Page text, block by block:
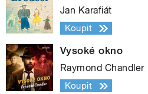
Jan Karafiát
Koupit
Vysoké okno
Raymond Chandler
Koupit